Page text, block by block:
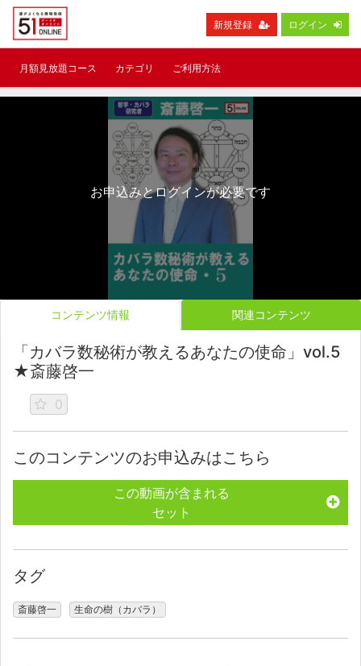
新規登録 ログイン
月額見放題コース カテゴリ ご利用方法
お申込みとログインが必要です
コンテンツ情報 関連コンテンツ
「カバラ数秘術が教えるあなたの使命」vol.5
★斎藤啓一
0
このコンテンツのお申込みはこちら
この動画が含まれる
セット
タグ
斎藤啓一 生命の樹（カバラ）